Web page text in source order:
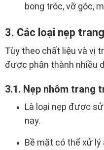
bong tróc, vỡ góc,
3. Các loại nẹp
Tùy theo chất liệu và vị
được phân thành nhiều
3.1. Nẹp nhôm trang
Là loại nẹp được
nay.
Bề mặt có thể xử